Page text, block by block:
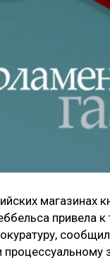
магазинах
привела